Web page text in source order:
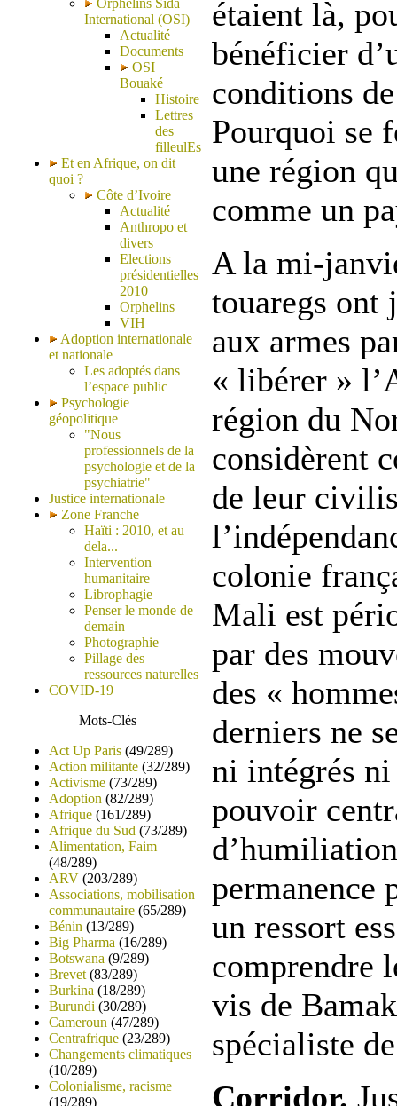
Orphelins Sida
International (OSI)
Actualité
Documents
OSI
Bouaké
Histoire
Lettres
des
filleulEs
Et en Afrique, on dit
quoi ?
Côte d’Ivoire
Actualité
Anthropo et
divers
Elections
présidentielles
2010
Orphelins
VIH
Adoption internationale
et nationale
Les adoptés dans
l’espace public
Psychologie
géopolitique
"Nous
professionnels de la
psychologie et de la
psychiatrie"
Justice internationale
Zone Franche
Haïti : 2010, et au
dela...
Intervention
humanitaire
Librophagie
Penser le monde de
demain
Photographie
Pillage des
ressources naturelles
COVID-19
Mots-Clés
Act Up Paris (49/289)
Action militante (32/289)
Activisme (73/289)
Adoption (82/289)
Afrique (161/289)
Afrique du Sud (73/289)
Alimentation, Faim
(48/289)
ARV (203/289)
Associations, mobilisation
communautaire (65/289)
Bénin (13/289)
Big Pharma (16/289)
Botswana (9/289)
Brevet (83/289)
Burkina (18/289)
Burundi (30/289)
Cameroun (47/289)
Centrafrique (23/289)
Changements climatiques
(10/289)
Colonialisme, racisme
(19/289)
étaient là,
bénéficier
conditions
Pourquoi se
une région
comme un
A la mi-
touaregs ont
aux armes
« libérer »
région du
considèrent
de leur
colonie
Mali est
par des
des «
derniers ne
ni intégrés
pouvoir
permanence
un ressort
comprendre
vis de
spécialiste
Corridor.